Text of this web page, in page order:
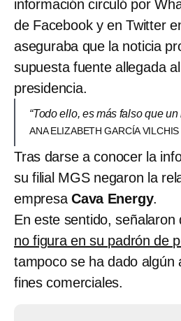
información circuló por
de Facebook y en Twitter
aseguraba que la noticia
supuesta fuente allegada
presidencia.
“Todo ello, es más falso que
ANA ELIZABETH GARCÍA VILCHIS
Tras darse a conocer la
su filial MGS negaron la
empresa Cava Energy.
En este sentido, señalaron
no figura en su padrón de
tampoco se ha dado algún
fines comerciales.